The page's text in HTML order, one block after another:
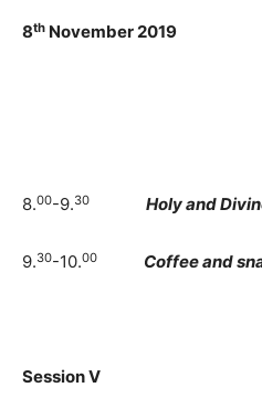
8th November 2019
8.00-9.30 Holy and
9.30-10.00 Coffee and
SessionV